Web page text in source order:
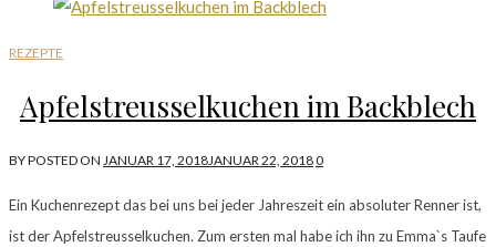
REZEPTE
Apfelstreusselkuchen im Backblech
BYPOSTED ON JANUAR 17, 2018JANUAR 22, 20180
Ein Kuchenrezept das bei uns bei jeder Jahreszeit ein absoluter Renner ist,
ist der Apfelstreusselkuchen. Zum ersten mal habe ich ihn zu Emma`s Taufe